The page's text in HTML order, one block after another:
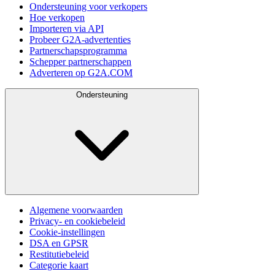
Ondersteuning voor verkopers
Hoe verkopen
Importeren via API
Probeer G2A-advertenties
Partnerschapsprogramma
Schepper partnerschappen
Adverteren op G2A.COM
Ondersteuning
Algemene voorwaarden
Privacy- en cookiebeleid
Cookie-instellingen
DSA en GPSR
Restitutiebeleid
Categorie kaart